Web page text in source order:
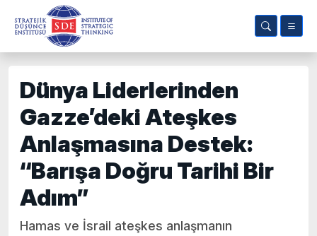
Dünya Liderlerinden
Gazze’deki Ateşkes
Anlaşmasına Destek:
“Barışa Doğru Tarihi Bir
Adım”
Hamas ve İsrail ateşkes anlaşmanın